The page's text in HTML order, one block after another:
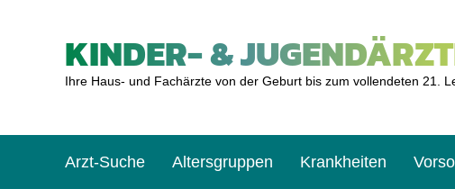
KINDER- &
Ihre Haus- und Fachärzte von der Geburt bis zum vollendeten 21.
Arzt-Suche Altersgruppen Krankheiten